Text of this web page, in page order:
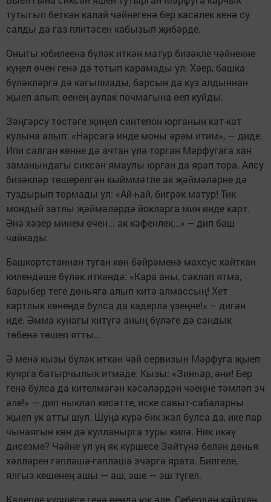
тутыгып беткән калай чәйнегенә бер касәлек кенә су
салды да газ плитәсен кабызып җибәрде.
Оныгы юбилеена бүләк иткән матур бизәкле чәйнекне
күңел өчен генә дә тотып карамады ул. Хәер, башка
бүләкләргә дә кагылмады, барсын да күз алдыннан
җыеп алып, өенең аулак почмагына өеп куйды.
Зәңгәрсу төстәге җиңел синтепон юрганын кат-кат
кулына алып: «Нәрсәгә инде моны әрәм итим», — диде.
Ипи салган көнне дә ачтан үлә торган Мәрфугага хан
заманындагы сиксән ямаулы юрган да ярап тора. Алсу
бизәкләр төшерелгән кыйммәтле ак җәймәләрне дә
туздырып тормады ул: «Ай-һай, бигрәк матур! Тик
мондый затлы җәймәләрдә йокларга мин инде карт.
Әнә хәзер минем өчен... ак кәфенлек...» – дип баш
чайкады.
Башкортстаннан туган көн бәйрәменә махсус кайткан
килендәше бүләк иткәндә: «Кара аны, саклап ятма,
барыбер теге дөньяга алып китә алмассың! Хет
картлык көнеңдә булса да кадерлә үзеңне!» – дигән
иде. Әмма кунагы китүгә аның бүләге дә сандык
төбенә төшеп ятты...
Ә менә кызы бүләк иткән чәй сервизын Мәрфуга җыеп
куярга батырчылык итмәде. Кызы: «Зинһар, әни! Бер
генә булса да кителмәгән кәсәләрдән чәеңне тәмләп эч
әле!» — дип ныклап кисәтте, иске савыт-сабаларны
җыеп ук атты шул. Шуңа күрә бик жәл булса да, ике пар
чынаягын көн дә кулланырга туры килә. Ник икәү
дисезме? Чәйне ул уң як күршесе Зәйтүнә белән дөнья
хәлләрен гәпләшә-гәпләшә эчәргә ярата. Билгеле,
ялгыз кешенең ашы — аш, эше — эш түгел.
Кадерле күршесе генә өендә юк әле. Себердән кайткан